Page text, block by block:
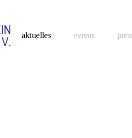
aktuelles events